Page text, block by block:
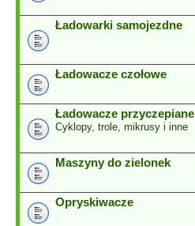
Ładowarki samojezdne
Ładowacze czołowe
Ładowacze przyczepiane
Cyklopy, trole, mikrusy i inne
Maszyny do zielonek
Opryskiwacze